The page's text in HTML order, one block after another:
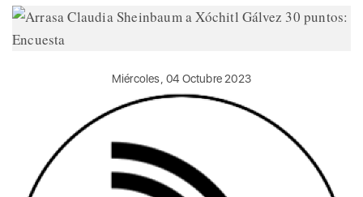
Miércoles, 04 Octubre 2023